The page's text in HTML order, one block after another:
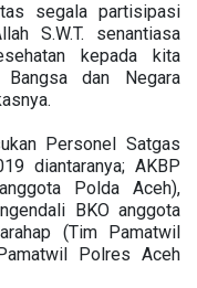
segala partisipasi
S.W.T. senantiasa
kepada kita
dan Negara
Personel Satgas
diantaranya; AKBP
Polda Aceh),
BKO anggota
(Tim Pamatwil
Polres Aceh